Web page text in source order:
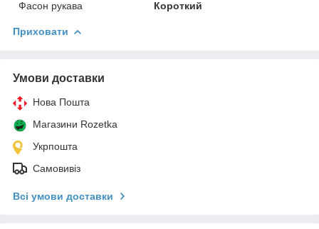
Фасон рукава
Короткий
Приховати
Умови доставки
Нова Пошта
Магазини Rozetka
Укрпошта
Самовивіз
Всі умови доставки